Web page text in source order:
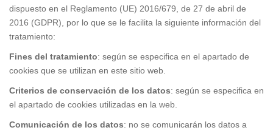
dispuesto en el Reglamento (UE) 2016/679, de 27 de abril de
2016 (GDPR), por lo que se le facilita la siguiente información del
tratamiento:
Fines del tratamiento: según se especifica en el apartado de
cookies que se utilizan en este sitio web.
Criterios de conservación de los datos: según se especifica en
el apartado de cookies utilizadas en la web.
Comunicación de los datos: no se comunicarán los datos a